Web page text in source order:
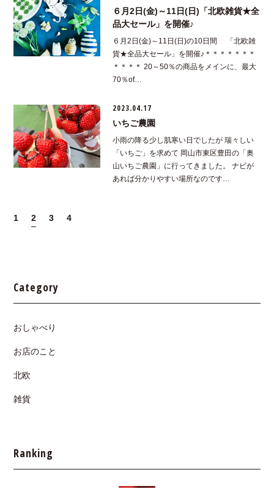
６月2日(金)～11日(日)「北欧雑貨★全
品大セール」を開催♪
６月2日(金)～11日(日)の10日間 「北欧雑
貨★全品大セール」を開催♪＊＊＊＊＊＊＊
＊＊＊＊ 20～50％の商品をメインに、最大
70％of…
2023.04.17
いちご農園
小雨の降る少し肌寒い日でしたが 瑞々しい
「いちご」を求めて 岡山市東区豊田の「奥
山いちご農園」に行ってきました。 ナビが
あれば分かりやすい場所なのです…
1 2 3 4
Category
おしゃべり
お店のこと
北欧
雑貨
Ranking